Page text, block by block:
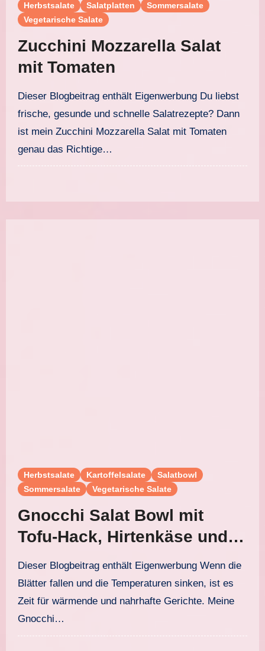
Herbstsalate Salatplatten
Sommersalate
Vegetarische Salate
Zucchini Mozzarella Salat
mit Tomaten
Dieser Blogbeitrag enthält Eigenwerbung Du liebst
frische, gesunde und schnelle Salatrezepte? Dann
ist mein Zucchini Mozzarella Salat mit Tomaten
genau das Richtige…
Herbstsalate Kartoffelsalate
Salatbowl
Sommersalate
Vegetarische Salate
Gnocchi Salat Bowl mit
Tofu-Hack, Hirtenkäse und
Joghurtdressing
Dieser Blogbeitrag enthält Eigenwerbung Wenn die
Blätter fallen und die Temperaturen sinken, ist es
Zeit für wärmende und nahrhafte Gerichte. Meine
Gnocchi…